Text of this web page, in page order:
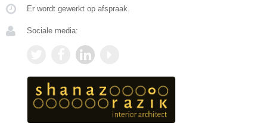
Er wordt gewerkt op afspraak.
Sociale media: